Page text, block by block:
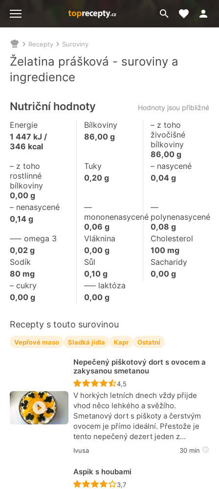
Přejít
na
Moje
Nacházíte
se
zde:
Recepty Suroviny
Želatina prášková - suroviny a
ingredience
Nutriční hodnoty Hodnoty jsou přibližné
Energie
1 447 kJ /
346 kcal
Bílkoviny
86,00g
– z toho
živočišné
bílkoviny
86,00g
– z toho
rostlinné
bílkoviny
0,00 g
Tuky
0,20g
– nasycené
0,04 g
– nenasycené
0,14 g
––
mononenasycené
0,06 g
––
polynenasycené
0,08 g
––– omega 3
0,02 g
Vláknina
0,00g
Cholesterol
100mg
Sodík
80 mg
Sůl
0,10g
Sacharidy
0,00g
– cukry
0,00 g
––– laktóza
0,00g
Recepty s touto surovinou
Vepřové maso Sladká jídla Kapr Ostatní
Nepečený piškotový dort s ovocem a
zakysanou smetanou
Recept ještě nebyl hodnocen
4,5
V horkých letních dnech vždy přijde
vhod něco lehkého a svěžího.
Smetanový dort s piškoty a čerstvým
ovocem je přímo ideální. Přestože je
tento nepečený dezert jeden z…
Ivusa 30 min
Aspik s houbami
Recept ještě nebyl hodnocen
3,7